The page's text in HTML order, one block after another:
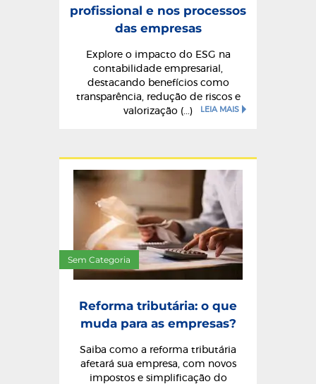
profissional e nos processos
das empresas
Explore o impacto do ESG na
contabilidade empresarial,
destacando benefícios como
transparência, redução de riscos e
valorização (...)
LEIA MAIS
Sem Categoria
Reforma tributária: o que
muda para as empresas?
Saiba como a reforma tributária
afetará sua empresa, com novos
impostos e simplificação do